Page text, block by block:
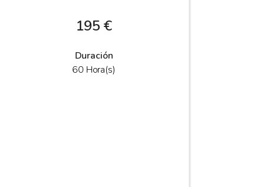
195 €
Duración
60 Hora(s)